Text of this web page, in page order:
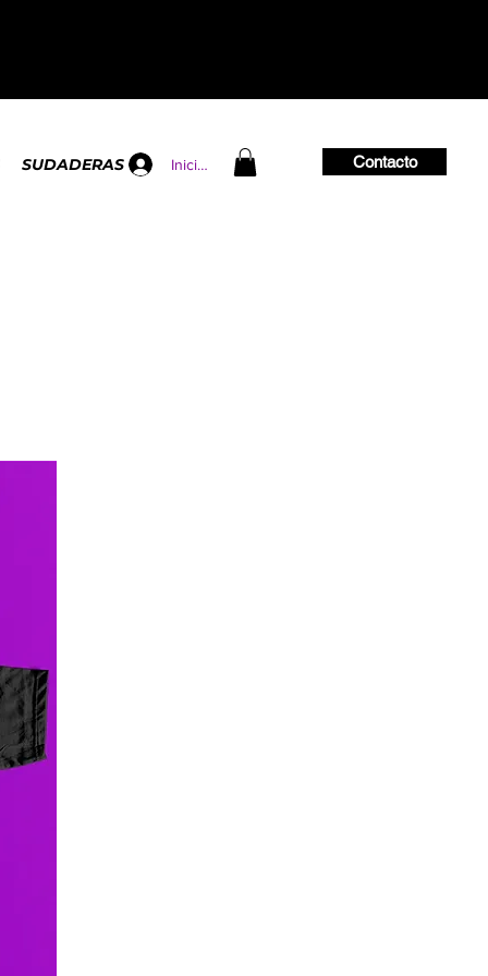
SUDADERAS Iniciar sesión Contacto